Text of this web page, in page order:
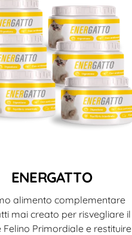
ENERGATTO
alimento complementare
mai creato per risvegliare il
Felino Primordiale e restituire